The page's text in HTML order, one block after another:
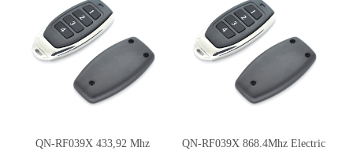
QN-RF039X 433,92 Mhz
QN-RF039X 868.4Mhz Electric